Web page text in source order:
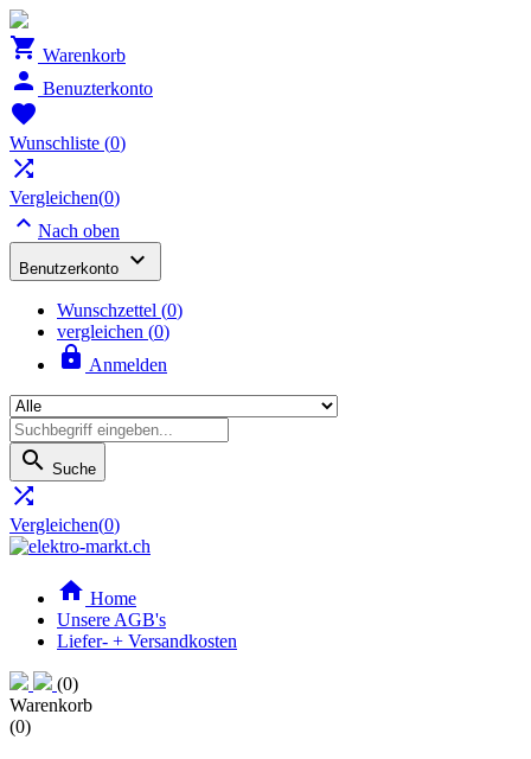
 Warenkorb
 Benuzterkonto

Wunschliste (0)

Vergleichen(0)
 Nach oben
Benutzerkonto 
Wunschzettel (0)
vergleichen (0)
 Anmelden
 Suche

Vergleichen(0)
 Home
Unsere AGB's
Liefer- + Versandkosten
(0)
Warenkorb
(0)